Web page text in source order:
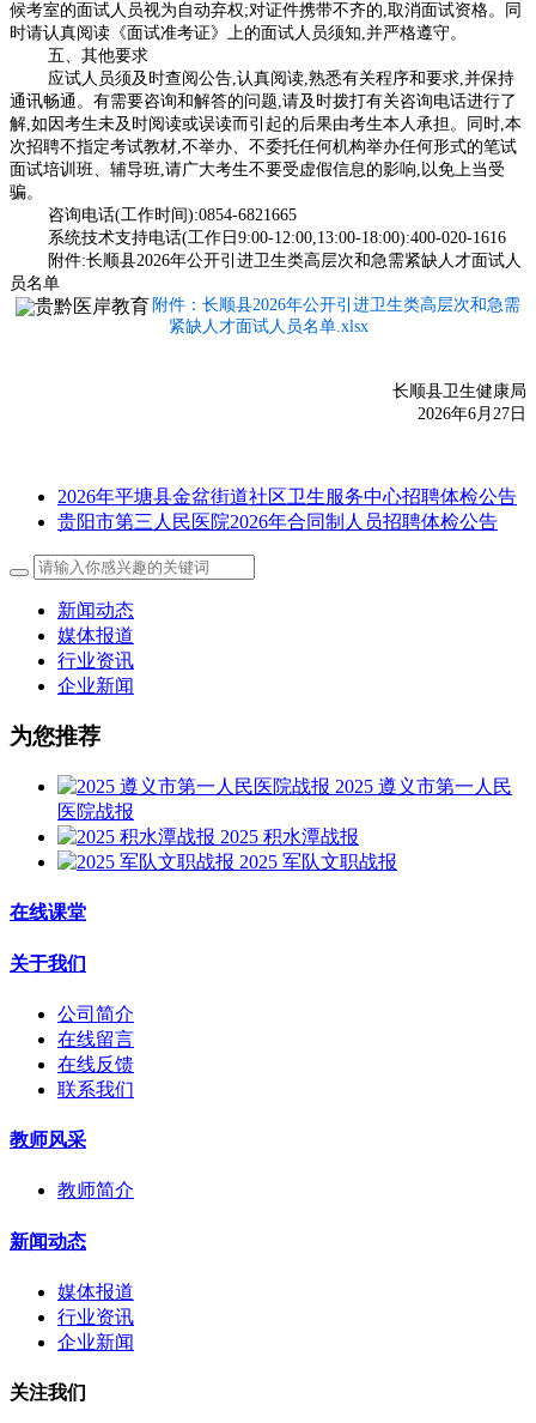
候考室的面试人员视为自动弃权;对证件携带不齐的,取消面试资格。同
时请认真阅读《面试准考证》上的面试人员须知,并严格遵守。
五、其他要求
应试人员须及时查阅公告,认真阅读,熟悉有关程序和要求,并保持
通讯畅通。有需要咨询和解答的问题,请及时拨打有关咨询电话进行了
解,如因考生未及时阅读或误读而引起的后果由考生本人承担。同时,本
次招聘不指定考试教材,不举办、不委托任何机构举办任何形式的笔试
面试培训班、辅导班,请广大考生不要受虚假信息的影响,以免上当受
骗。
咨询电话(工作时间):0854-6821665
系统技术支持电话(工作日9:00-12:00,13:00-18:00):400-020-1616
附件:长顺县2026年公开引进卫生类高层次和急需紧缺人才面试人
员名单
附件：长顺县2026年公开引进卫生类高层次和急需
紧缺人才面试人员名单.xlsx
长顺县卫生健康局
2026年6月27日
2026年平塘县金盆街道社区卫生服务中心招聘体检公告
贵阳市第三人民医院2026年合同制人员招聘体检公告
新闻动态
媒体报道
行业资讯
企业新闻
为您推荐
2025 遵义市第一人民
医院战报
2025 积水潭战报
2025 军队文职战报
在线课堂
关于我们
公司简介
在线留言
在线反馈
联系我们
教师风采
教师简介
新闻动态
媒体报道
行业资讯
企业新闻
关注我们